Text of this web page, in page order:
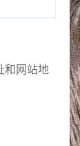
和网站地